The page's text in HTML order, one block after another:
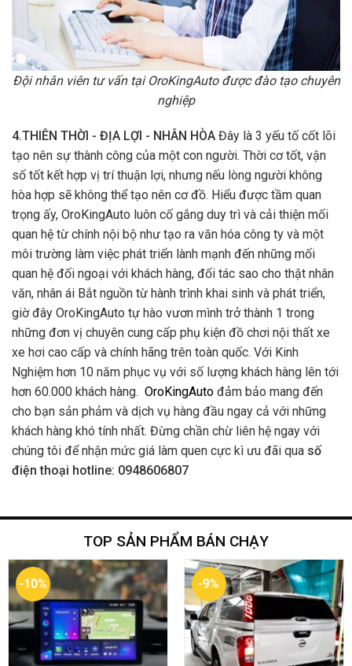
Đội nhân viên tư vấn tại OroKingAuto được đào tạo chuyên
nghiệp
4.THIÊN THỜI - ĐỊA LỢI - NHÂN HÒA Đây là 3 yếu tố cốt lõi
tạo nên sự thành công của một con người. Thời cơ tốt, vận
số tốt kết hợp vị trí thuận lợi, nhưng nếu lòng người không
hòa hợp sẽ không thể tạo nên cơ đồ. Hiểu được tầm quan
trọng ấy, OroKingAuto luôn cố gắng duy trì và cải thiện mối
quan hệ từ chính nội bộ như tạo ra văn hóa công ty và một
môi trường làm việc phát triển lành mạnh đến những mối
quan hệ đối ngoại với khách hàng, đối tác sao cho thật nhân
văn, nhân ái Bắt nguồn từ hành trình khai sinh và phát triển,
giờ đây OroKingAuto tự hào vươn mình trở thành 1 trong
những đơn vị chuyên cung cấp phụ kiện đồ chơi nội thất xe
xe hơi cao cấp và chính hãng trên toàn quốc. Với Kinh
Nghiệm hơn 10 năm phục vụ với số lượng khách hàng lên tới
hơn 60.000 khách hàng. OroKingAuto đảm bảo mang đến
cho bạn sản phảm và dịch vụ hàng đầu ngay cả với những
khách hàng khó tính nhất. Đừng chần chừ liên hệ ngay với
chúng tôi để nhận mức giá làm quen cực kì ưu đãi qua số
điện thoại hotline: 0948606807
TOP SẢN PHẨM BÁN CHẠY
-10% -9%